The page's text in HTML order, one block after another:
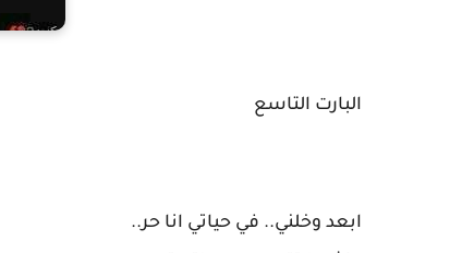
البارت التاسع